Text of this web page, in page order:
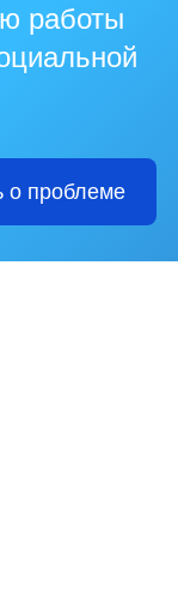
работы
о проблеме